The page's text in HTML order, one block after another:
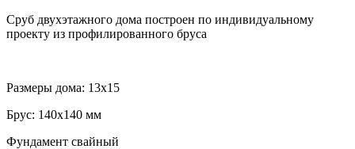
Сруб двухэтажного дома построен по индивидуальному
проекту из профилированного бруса
Размеры дома: 13х15
Брус: 140х140 мм
Фундамент свайный